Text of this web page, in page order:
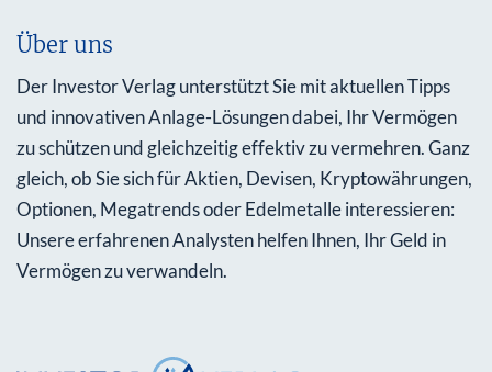
Über uns
Der Investor Verlag unterstützt Sie mit aktuellen Tipps
und innovativen Anlage-Lösungen dabei, Ihr Vermögen
zu schützen und gleichzeitig effektiv zu vermehren. Ganz
gleich, ob Sie sich für Aktien, Devisen, Kryptowährungen,
Optionen, Megatrends oder Edelmetalle interessieren:
Unsere erfahrenen Analysten helfen Ihnen, Ihr Geld in
Vermögen zu verwandeln.